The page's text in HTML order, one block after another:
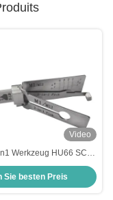
Video
Werkzeug HU66 SC1
R52 KW5 AM5 M1/MS2
Lock Pick Decoder
Sie besten Preis